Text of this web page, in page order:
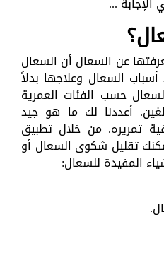
عن السعال أن السعال
السعال وعلاجها بدلاً
حسب الفئات العمرية
أعددنا لك ما هو جيد
تمريره. من خلال تطبيق
تقليل شكوى السعال أو
المفيدة للسعال: